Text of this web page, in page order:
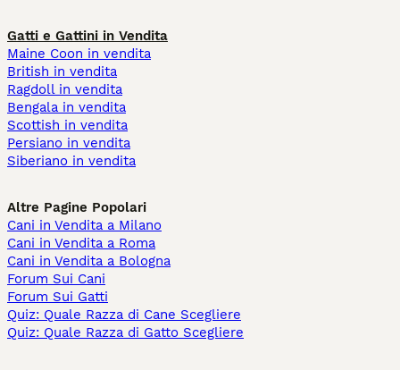
Gatti e Gattini in Vendita
Maine Coon in vendita
British in vendita
Ragdoll in vendita
Bengala in vendita
Scottish in vendita
Persiano in vendita
Siberiano in vendita
Altre Pagine Popolari
Cani in Vendita a Milano
Cani in Vendita a Roma
Cani in Vendita a Bologna
Forum Sui Cani
Forum Sui Gatti
Quiz: Quale Razza di Cane Scegliere
Quiz: Quale Razza di Gatto Scegliere